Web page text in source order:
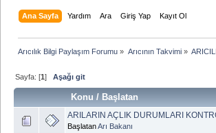
Ana Sayfa Yardım Ara Giriş Yap Kayıt Ol
Arıcılık Bilgi Paylaşım Forumu » Arıcının Takvimi»
Sayfa: [1]Aşağı git
Konu /Başlatan
ARILARIN AÇLIK DURUMLARI
BaşlatanArı Bakanı